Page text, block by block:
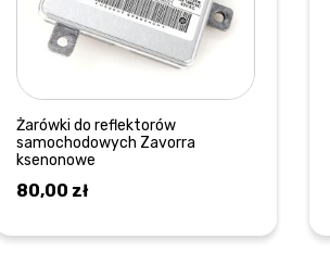
Żarówki do reflektorów
samochodowych Zavorra
ksenonowe
80,00 zł